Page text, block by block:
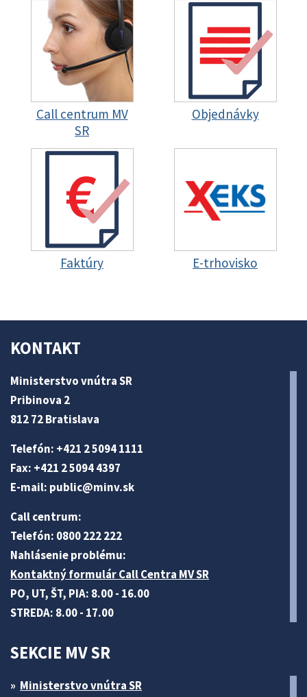
Call centrum MV
SR
Objednávky
Faktúry E-trhovisko
KONTAKT
Ministerstvo vnútra SR
Pribinova 2
812 72 Bratislava
Telefón: +421 2 5094 1111
Fax: +421 2 5094 4397
E-mail: public@minv.sk
Call centrum:
Telefón: 0800 222 222
Nahlásenie problému:
Kontaktný formulár Call Centra MV SR
PO, UT, ŠT, PIA: 8.00 - 16.00
STREDA: 8.00 - 17.00
SEKCIE MV SR
Ministerstvo vnútra SR